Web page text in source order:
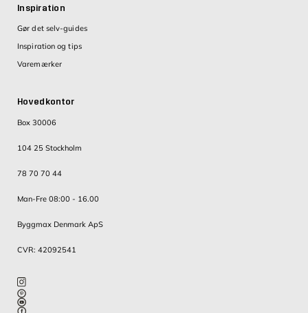
Hovedkontor
Box 30006
104 25 Stockholm
78 70 70 44
Man-Fre 08:00 - 16.00
Byggmax Denmark ApS
CVR: 42092541
Inspiration
Gør det selv-guides
Inspiration og tips
Varemærker